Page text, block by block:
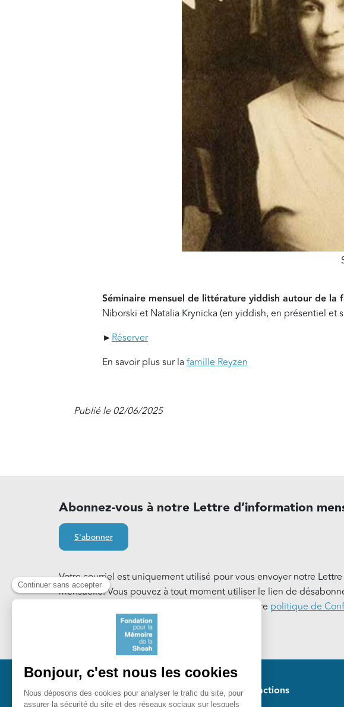
Séminaire mensuel de littérature yiddish autour de la
Niborski et Natalia Krynicka (en yiddish, en présentiel et
►Réserver
En savoir plus sur la famille Reyzen
Publié le 02/06/2025
Abonnez-vous à notre Lettre d’information
S'abonner
Votre courriel est uniquement utilisé pour vous envoyer notre
mensuelle. Vous pouvez à tout moment utiliser le lien de
notre Lettre d'information. En savoir plus sur notre politique de
Pied de page
Nos actions